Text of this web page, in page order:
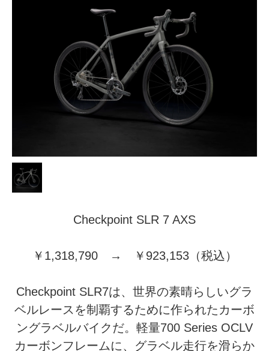
Checkpoint SLR 7 AXS
￥1,318,790 → ￥923,153（税込）
Checkpoint SLR7は、世界の素晴らしいグラ
ベルレースを制覇するために作られたカーボ
ングラベルバイクだ。軽量700 Series OCLV
カーボンフレームに、グラベル走行を滑らか